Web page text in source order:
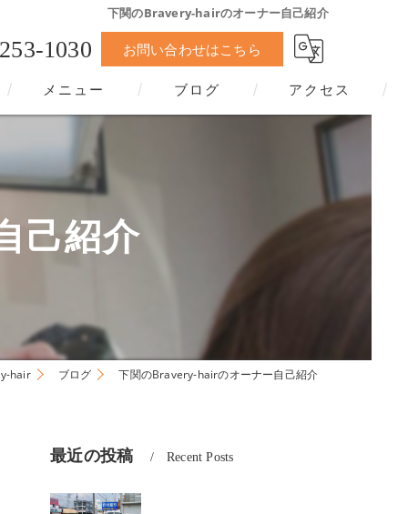
下関のBravery-hairのオーナー自己紹介
1030 お問い合わせはこちら
メニュー ブログ アクセス
己紹介
hair ブログ 下関のBravery-hairのオーナー自己紹介
最近の投稿 Recent Posts